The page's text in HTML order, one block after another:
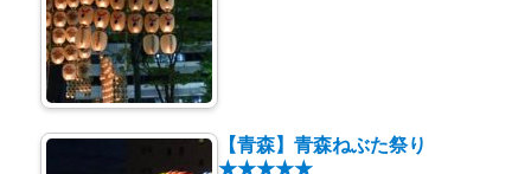
【青森】青森ねぶた祭り
★★★★★